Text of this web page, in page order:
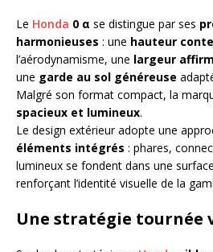
Le Honda 0 α se distingue par ses
harmonieuses : une hauteur
l’aérodynamisme, une largeur
une garde au sol généreuse
Malgré son format compact, la
spacieux et lumineux.
Le design extérieur adopte une
éléments intégrés : phares,
lumineux se fondent dans une
renforçant l’identité visuelle de la
Une stratégie tournée